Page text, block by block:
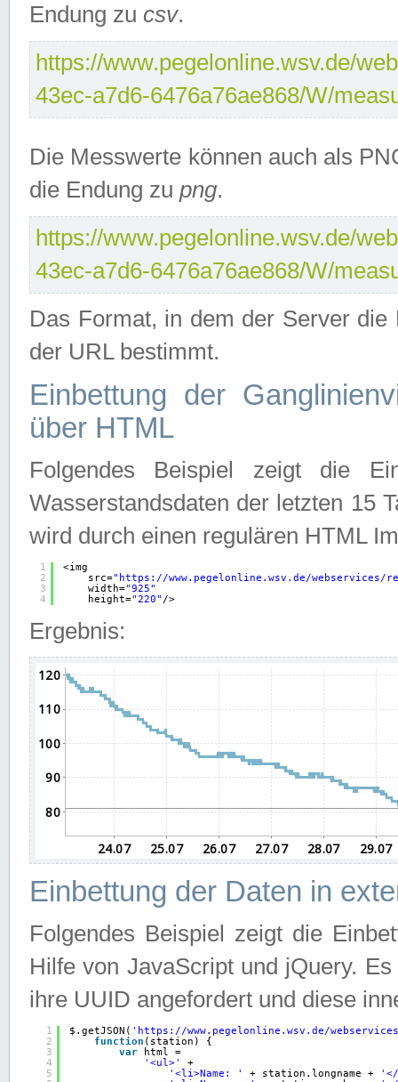
Endung zu csv.
https://www.pegelonline.wsv.de/
43ec-a7d6-6476a76ae868/W/
Die Messwerte können auch als
die Endung zu png.
https://www.pegelonline.wsv.de/
43ec-a7d6-6476a76ae868/W/
Das Format, in dem der Server
der URL bestimmt.
Einbettung der
über HTML
Folgendes Beispiel zeigt die
Wasserstandsdaten der letzten 15
wird durch einen regulären HTML
1
2
3
4
<img
src=" https://www.pegelonline.wsv.de/webservices/
width="925"
height="220" />
Ergebnis:
Einbettung der Daten in
Folgendes Beispiel zeigt die
Hilfe von JavaScript und jQuery.
ihre UUID angefordert und diese
1
2
3
4
5
$.getJSON( ' https://www.pegelonline.wsv.de/
function (station) {
var
html =
'<ul>'
+
'<li>Name: '
+ station.longname +